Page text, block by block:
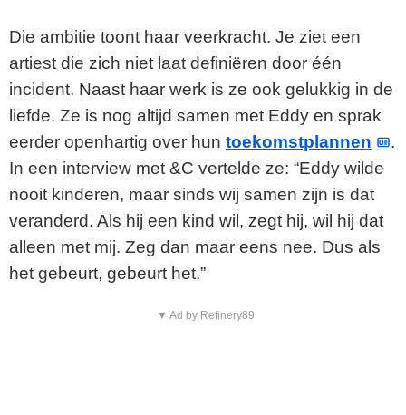
Die ambitie toont haar veerkracht. Je ziet een
artiest die zich niet laat definiëren door één
incident. Naast haar werk is ze ook gelukkig in de
liefde. Ze is nog altijd samen met Eddy en sprak
eerder openhartig over hun toekomstplannen
.
In een interview met &C vertelde ze: “Eddy wilde
nooit kinderen, maar sinds wij samen zijn is dat
veranderd. Als hij een kind wil, zegt hij, wil hij dat
alleen met mij. Zeg dan maar eens nee. Dus als
het gebeurt, gebeurt het.”
▼ Ad by Refinery89